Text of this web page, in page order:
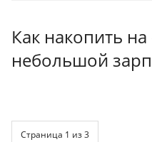
Как накопить
небольшой
Страница 1 из 3